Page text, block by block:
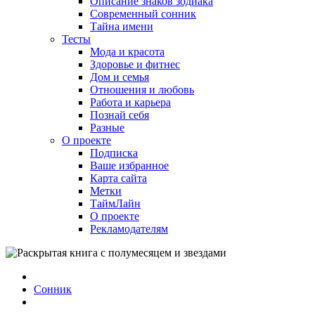
Современный сонник
Тайна имени
Тесты
Мода и красота
Здоровье и фитнес
Дом и семья
Отношения и любовь
Работа и карьера
Познай себя
Разные
О проекте
Подписка
Ваше избранное
Карта сайта
Метки
ТаймЛайн
О проекте
Рекламодателям
Сонник